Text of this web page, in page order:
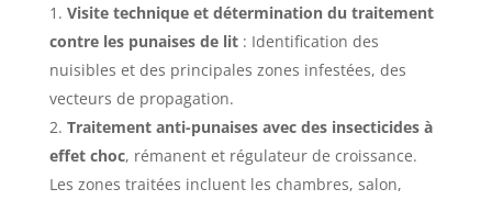
Visite technique et détermination du traitement
contre les punaises de lit : Identification des
nuisibles et des principales zones infestées, des
vecteurs de propagation.
Traitement anti-punaises avec des insecticides à
effet choc, rémanent et régulateur de croissance.
Les zones traitées incluent les chambres, salon,